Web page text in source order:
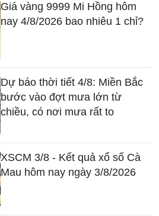
Giá vàng 9999 Mi Hồng hôm
nay 4/8/2026 bao nhiêu 1 chỉ?
Dự báo thời tiết 4/8: Miền Bắc
bước vào đợt mưa lớn từ
chiều, có nơi mưa rất to
XSCM 3/8 - Kết quả xổ số Cà
Mau hôm nay ngày 3/8/2026